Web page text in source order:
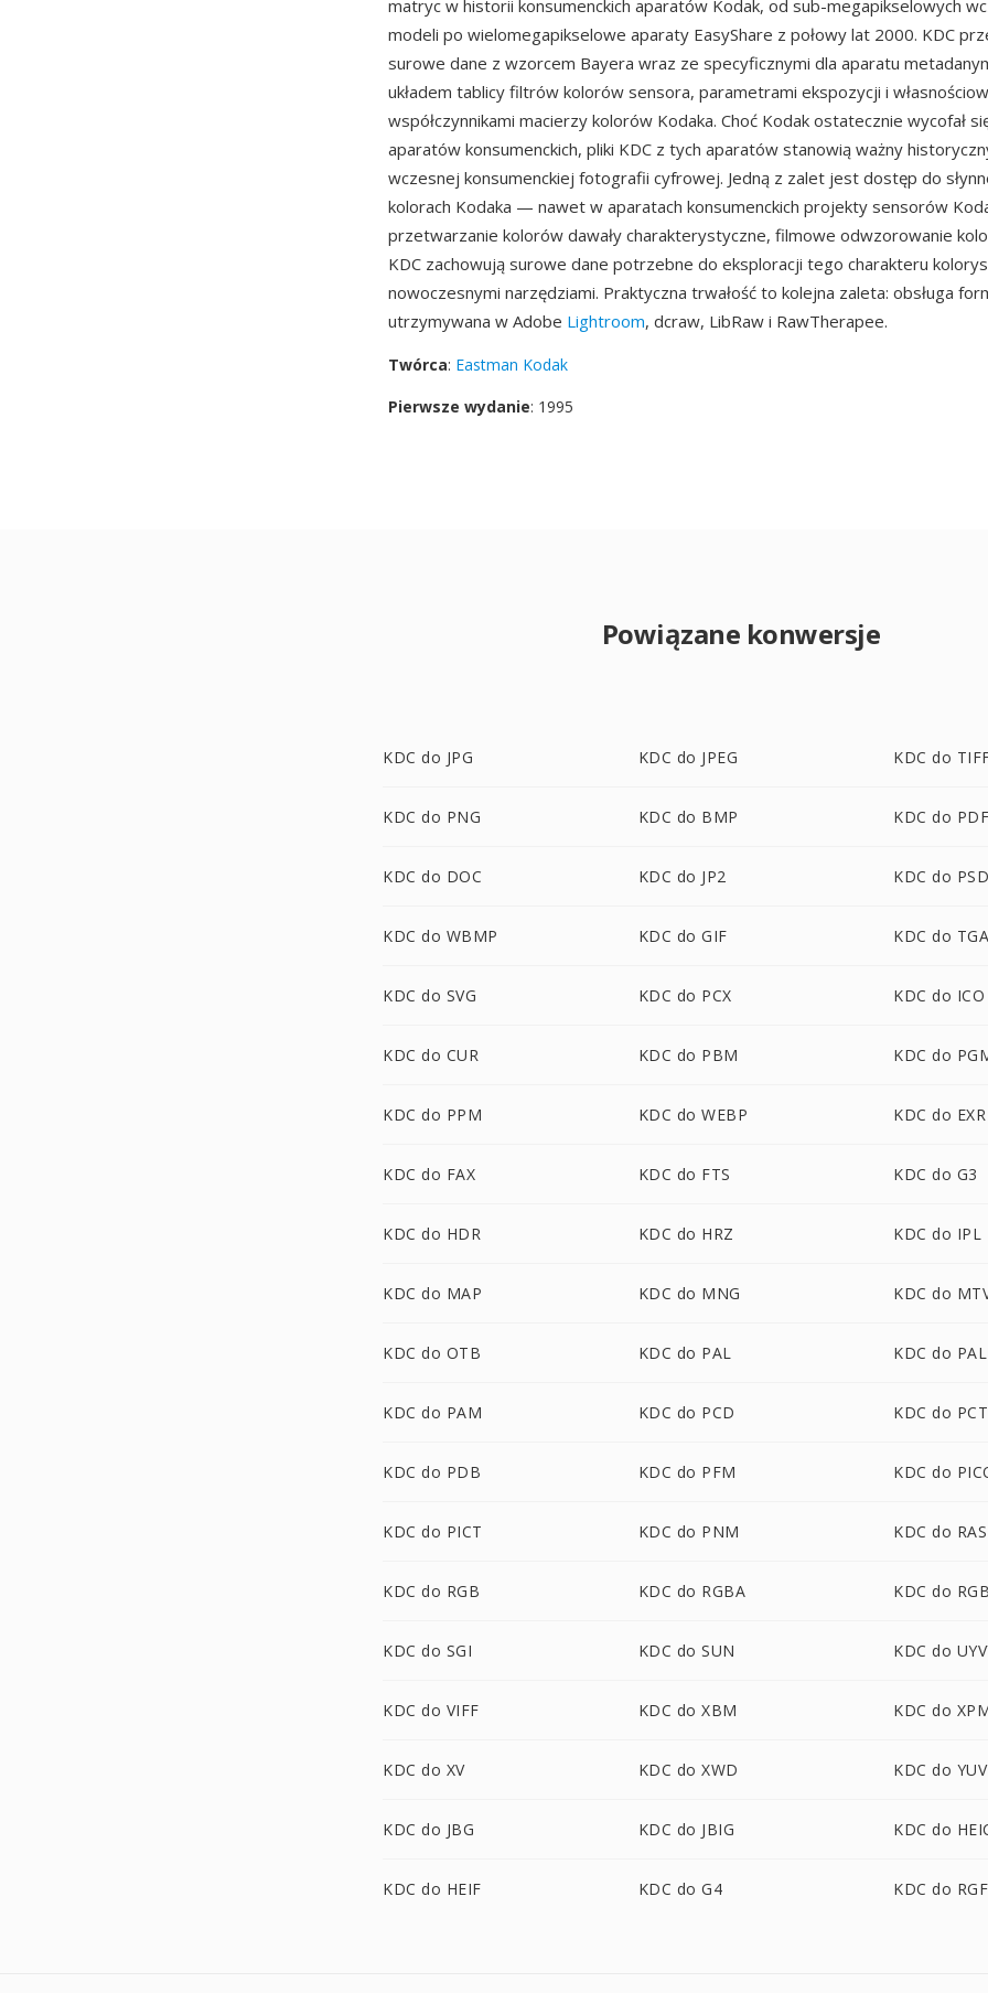
matryc w historii konsumenckich aparatów Kodak, od sub-megapikselowych
modeli po wielomegapikselowe aparaty EasyShare z połowy lat 2000. KDC
surowe dane z wzorcem Bayera wraz ze specyficznymi dla aparatu
układem tablicy filtrów kolorów sensora, parametrami ekspozycji i
współczynnikami macierzy kolorów Kodaka. Choć Kodak ostatecznie wycofał
aparatów konsumenckich, pliki KDC z tych aparatów stanowią ważny
wczesnej konsumenckiej fotografii cyfrowej. Jedną z zalet jest dostęp do
kolorach Kodaka — nawet w aparatach konsumenckich projekty sensorów
przetwarzanie kolorów dawały charakterystyczne, filmowe odwzorowanie
KDC zachowują surowe dane potrzebne do eksploracji tego charakteru
nowoczesnymi narzędziami. Praktyczna trwałość to kolejna zaleta: obsługa
utrzymywana w Adobe Lightroom, dcraw, LibRaw i RawTherapee.
Twórca: Eastman Kodak
Pierwsze wydanie: 1995
Powiązane konwersje
KDC do JPG KDC do JPEG KDC do
KDC do PNG KDC do BMP KDC do PDF
KDC do DOC KDC do JP2 KDC do PSD
KDC do WBMP KDC do GIF KDC do TGA
KDC do SVG KDC do PCX KDC do ICO
KDC do CUR KDC do PBM KDC do
KDC do PPM KDC do WEBP KDC do EXR
KDC do FAX KDC do FTS KDC do G3
KDC do HDR KDC do HRZ KDC do IPL
KDC do MAP KDC do MNG KDC do
KDC do OTB KDC do PAL KDC do
KDC do PAM KDC do PCD KDC do PCT
KDC do PDB KDC do PFM KDC do
KDC do PICT KDC do PNM KDC do RAS
KDC do RGB KDC do RGBA KDC do
KDC do SGI KDC do SUN KDC do
KDC do VIFF KDC do XBM KDC do
KDC do XV KDC do XWD KDC do YUV
KDC do JBG KDC do JBIG KDC do
KDC do HEIF KDC do G4 KDC do RGF